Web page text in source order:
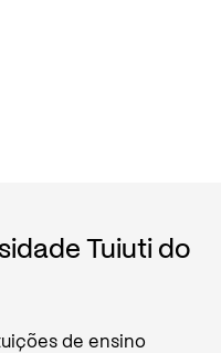
Tuiuti do
de ensino